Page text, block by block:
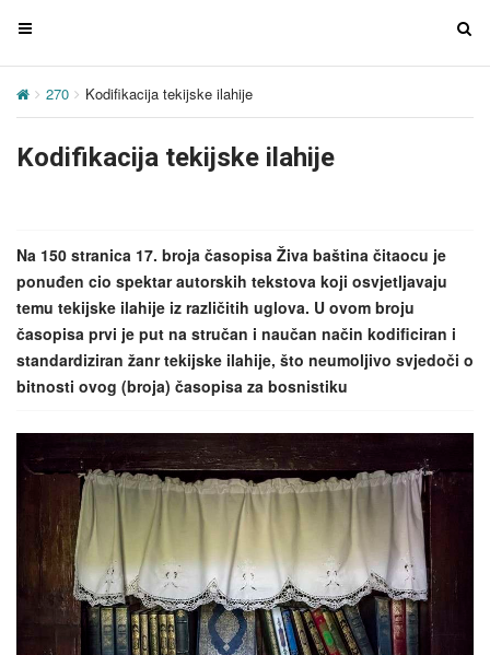
T
g
e
i
g
a
t
i
o
T
i
270 Kodifikacija tekijske ilahije
Kodifikacija tekijske ilahije
Na 150 stranica 17. broja časopisa Živa baština čitaocu je
ponuđen cio spektar autorskih tekstova koji osvjetljavaju
temu tekijske ilahije iz različitih uglova. U ovom broju
časopisa prvi je put na stručan i naučan način kodificiran i
standardiziran žanr tekijske ilahije, što neumoljivo svjedoči o
bitnosti ovog (broja) časopisa za bosnistiku